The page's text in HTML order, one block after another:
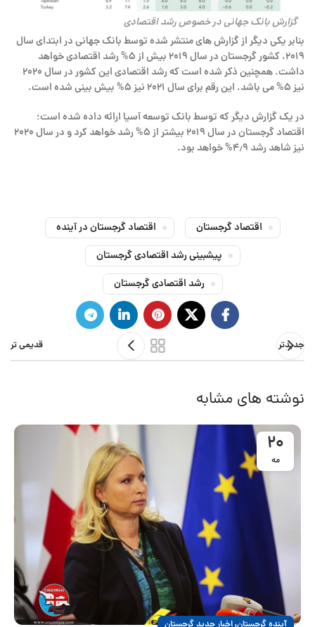
گزارش بانک جهانی در خصوص رشد اقتصادی
بنابر یکی دیگر از گزارش های منتشر شده توسط بانک جهانی در ابتدای سال
۲۰۱۹، کشور گرجستان در سال ۲۰۱۹ بیش از ۵% رشد اقتصادی خواهد
داشت. همچنین ذکر شده است که رشد اقتصادی این کشور در سال ۲۰۲۰
نیز ۵% می باشد. این رقم برای سال ۲۰۲۱ نیز ۵% بیش بینی شده است.
در یک گزارش دیگر که توسط بانک توسعه آسیا ارائه داده شده است؛
اقتصاد گرجستان در سال ۲۰۱۹ بیشتر از ۵% رشد خواهد کرد و در سال ۲۰۲۰
نیز شاهد رشد ۴٫۹% خواهد بود.
اقتصاد گرجستان
اقتصاد گرجستان در آینده
پیشبینی رشد اقتصادی گرجستان
رشد اقتصادی گرجستان
جدیدتر قدیمی تر
نوشته های مشابه
20
مه
آینده گرجستان,اخبار جدید گرجستان